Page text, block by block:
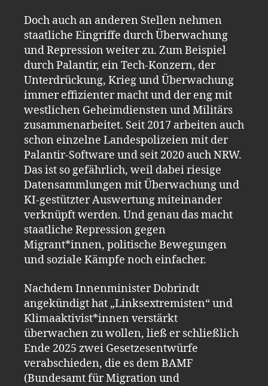
Doch auch an anderen Stellen nehmen
staatliche Eingriffe durch Überwachung
und Repression weiter zu. Zum Beispiel
durch Palantir, ein Tech-Konzern, der
Unterdrückung, Krieg und Überwachung
immer effizienter macht und der eng mit
westlichen Geheimdiensten und Militärs
zusammenarbeitet. Seit 2017 arbeiten auch
schon einzelne Landespolizeien mit der
Palantir-Software und seit 2020 auch NRW.
Das ist so gefährlich, weil dabei riesige
Datensammlungen mit Überwachung und
KI-gestützter Auswertung miteinander
verknüpft werden. Und genau das macht
staatliche Repression gegen
Migrant*innen, politische Bewegungen
und soziale Kämpfe noch einfacher.
Nachdem Innenminister Dobrindt
angekündigt hat „Linksextremisten“ und
Klimaaktivist*innen verstärkt
überwachen zu wollen, ließ er schließlich
Ende 2025 zwei Gesetzesentwürfe
verabschieden, die es dem BAMF
(Bundesamt für Migration und